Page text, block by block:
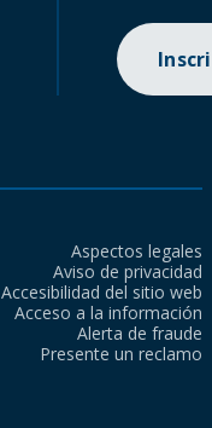
Aspectos legales
Aviso de privacidad
Accesibilidad del sitio web
Acceso a la información
Alerta de fraude
Presente un reclamo